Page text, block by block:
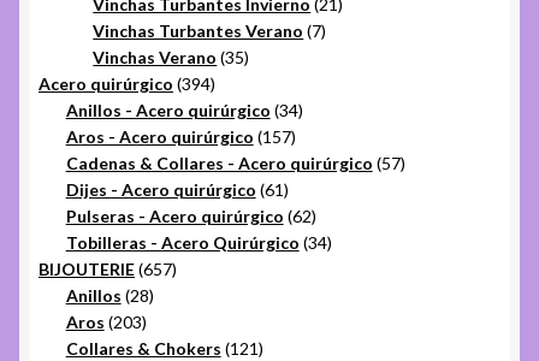
Vinchas Turbantes Verano 77
Vinchas Verano 3535
Acero quirúrgico 394394
productos
Anillos - Acero quirúrgico 3434
Aros - Acero quirúrgico 157157
productos
Cadenas & Collares - Acero quirúrgico 5757
Dijes - Acero quirúrgico 6161
productos
Pulseras - Acero quirúrgico 6262
productos
Tobilleras - Acero Quirúrgico 3434
BIJOUTERIE 657657
Anillos 2828
Aros 203203
productos
Collares & Chokers 121121